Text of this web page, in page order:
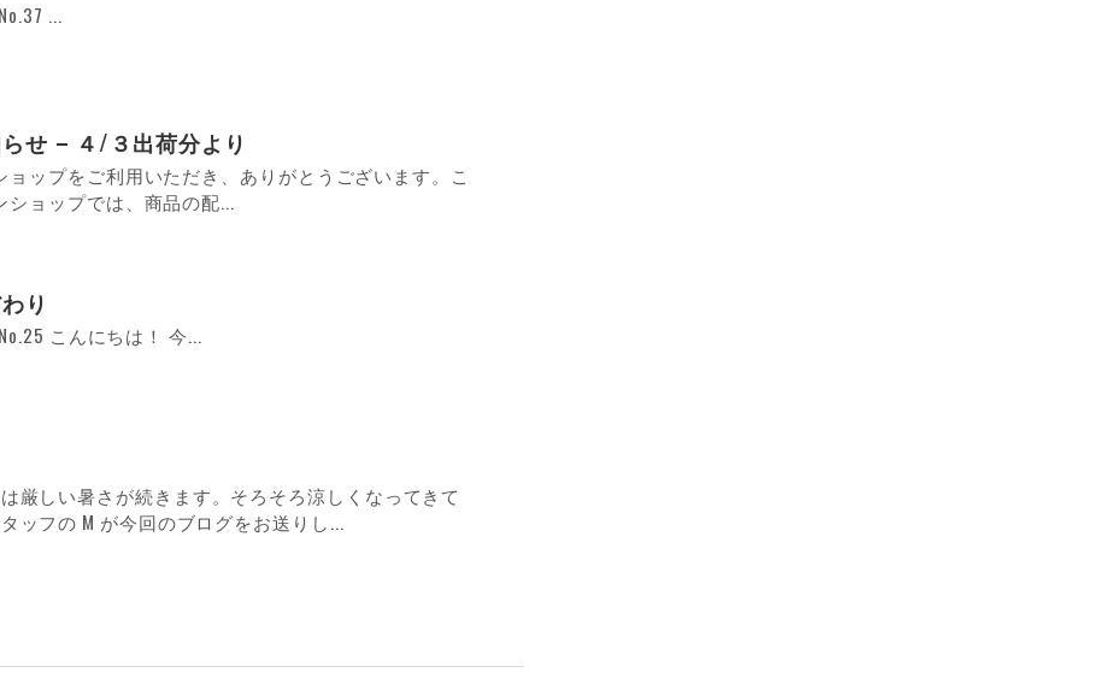
...
せ – ４/３出荷分より
ョップをご利用いただき、ありがとうございます。こ
ショップでは、商品の配...
り
No.25 こんにちは！ 今...
厳しい暑さが続きます。そろそろ涼しくなってきて
ッフの M が今回のブログをお送りし...